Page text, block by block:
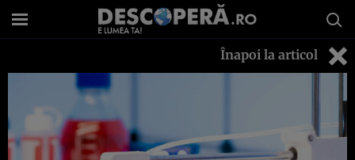
Înapoi la articol